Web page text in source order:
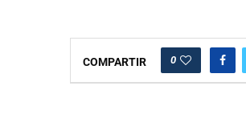
COMPARTIR 0